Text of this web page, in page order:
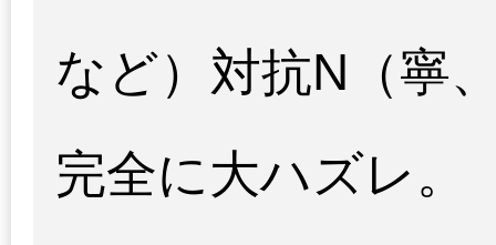
など）対抗N（寧
完全に大ハズレ。